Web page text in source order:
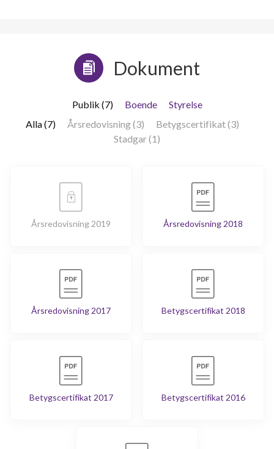
Dokument
Publik (7) Boende
Styrelse
Alla (7)
Årsredovisning (3)
Betygscertifikat (3)
Stadgar (1)
Årsredovisning 2019 Årsredovisning 2018
Årsredovisning 2017 Betygscertifikat 2018
Betygscertifikat 2017 Betygscertifikat 2016